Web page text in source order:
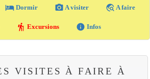
local_hotel Dormir photo_camera A visiter travel_explore A faire
hiking Excursions info Infos
VISITES À FAIRE À